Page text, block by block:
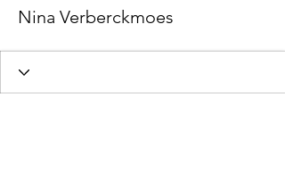
Nina Verberckmoes